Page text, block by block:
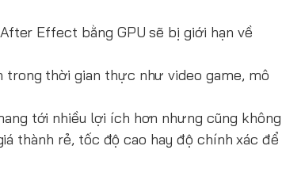
Effect bằng GPU sẽ bị giới hạn về
trong thời gian thực như video game, mô
tới nhiều lợi ích hơn nhưng cũng không
thành rẻ, tốc độ cao hay độ chính xác để